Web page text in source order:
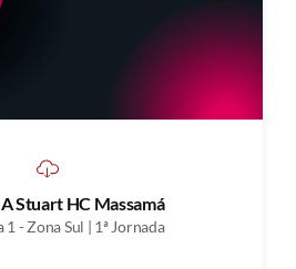
A Stuart HC Massamá
- Zona Sul | 1ª Jornada